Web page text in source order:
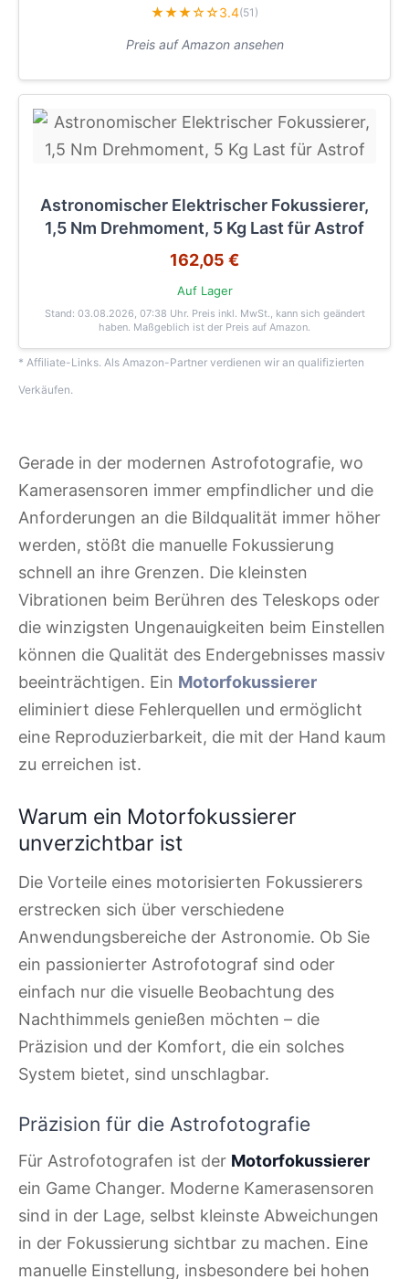
★★★☆☆3.4(51)
Preis auf Amazon ansehen
Astronomischer Elektrischer Fokussierer,
1,5 Nm Drehmoment, 5 Kg Last für Astrof
162,05 €
Auf Lager
Stand: 03.08.2026, 07:38 Uhr. Preis inkl. MwSt., kann sich geändert
haben. Maßgeblich ist der Preis auf Amazon.
* Affiliate-Links. Als Amazon-Partner verdienen wir an qualifizierten
Verkäufen.
Gerade in der modernen Astrofotografie, wo
Kamerasensoren immer empfindlicher und die
Anforderungen an die Bildqualität immer höher
werden, stößt die manuelle Fokussierung
schnell an ihre Grenzen. Die kleinsten
Vibrationen beim Berühren des Teleskops oder
die winzigsten Ungenauigkeiten beim Einstellen
können die Qualität des Endergebnisses massiv
beeinträchtigen. Ein Motorfokussierer
eliminiert diese Fehlerquellen und ermöglicht
eine Reproduzierbarkeit, die mit der Hand kaum
zu erreichen ist.
Warum ein Motorfokussierer
unverzichtbar ist
Die Vorteile eines motorisierten Fokussierers
erstrecken sich über verschiedene
Anwendungsbereiche der Astronomie. Ob Sie
ein passionierter Astrofotograf sind oder
einfach nur die visuelle Beobachtung des
Nachthimmels genießen möchten – die
Präzision und der Komfort, die ein solches
System bietet, sind unschlagbar.
Präzision für die Astrofotografie
Für Astrofotografen ist der Motorfokussierer
ein Game Changer. Moderne Kamerasensoren
sind in der Lage, selbst kleinste Abweichungen
in der Fokussierung sichtbar zu machen. Eine
manuelle Einstellung, insbesondere bei hohen